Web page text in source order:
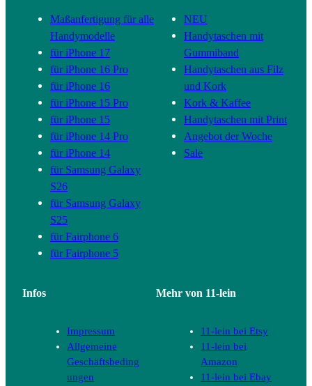
Maßanfertigung für alle
Handymodelle
für iPhone 17
für iPhone 16 Pro
für iPhone 16
für iPhone 15 Pro
für iPhone 15
für iPhone 14 Pro
für iPhone 14
für Samsung Galaxy
S26
für Samsung Galaxy
S25
für Fairphone 6
für Fairphone 5
NEU
Handytaschen mit
Gummiband
Handytaschen aus Filz
und Kork
Kork & Kaffee
Handytaschen mit Print
Angebot der Woche
Sale
Infos
Impressum
Allgemeine
Geschäftsbeding
ungen
Mehr von 11-lein
11-lein bei Etsy
11-lein bei
Amazon
11-lein bei Ebay